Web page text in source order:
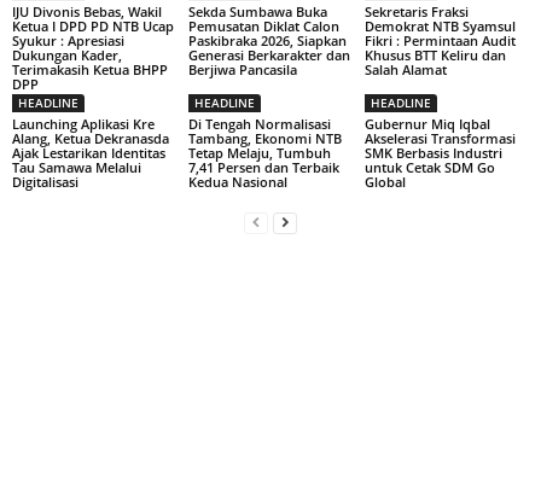
IJU Divonis Bebas, Wakil
Ketua I DPD PD NTB Ucap
Syukur : Apresiasi
Dukungan Kader,
Terimakasih Ketua BHPP
DPP
Sekda Sumbawa Buka
Pemusatan Diklat Calon
Paskibraka 2026, Siapkan
Generasi Berkarakter dan
Berjiwa Pancasila
Sekretaris Fraksi
Demokrat NTB Syamsul
Fikri : Permintaan Audit
Khusus BTT Keliru dan
Salah Alamat
HEADLINE
Launching Aplikasi Kre
Alang, Ketua Dekranasda
Ajak Lestarikan Identitas
Tau Samawa Melalui
Digitalisasi
HEADLINE
Di Tengah Normalisasi
Tambang, Ekonomi NTB
Tetap Melaju, Tumbuh
7,41 Persen dan Terbaik
Kedua Nasional
HEADLINE
Gubernur Miq Iqbal
Akselerasi Transformasi
SMK Berbasis Industri
untuk Cetak SDM Go
Global